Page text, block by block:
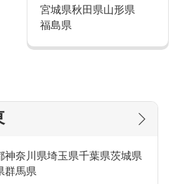
宮城県秋田県山形県
福島県
神奈川県埼玉県千葉県茨城県
群馬県
でも高時給スタートのお仕
した！